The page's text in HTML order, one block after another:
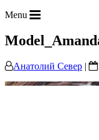
Menu
Анатолий Север |